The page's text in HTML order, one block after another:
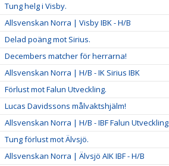
Tung helg i Visby.
Allsvenskan Norra | Visby IBK - H/B
Delad poäng mot Sirius.
Decembers matcher för herrarna!
Allsvenskan Norra | H/B - IK Sirius IBK
Förlust mot Falun Utveckling.
Lucas Davidssons målvaktshjälm!
Allsvenskan Norra | H/B - IBF Falun Utveckling
Tung förlust mot Älvsjö.
Allsvenskan Norra | Älvsjö AIK IBF - H/B